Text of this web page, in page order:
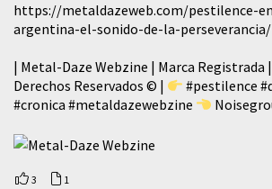
https://metaldazeweb.com/pestilence-
argentina-el-sonido-de-la-perseverancia/
| Metal-Daze Webzine | Marca Registrada
Derechos Reservados © |
#pestilence
#cronica #metaldazewebzine
3 1